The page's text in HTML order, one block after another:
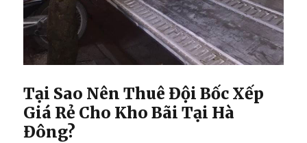
Tại Sao Nên Thuê Đội Bốc Xếp
Giá Rẻ Cho Kho Bãi Tại Hà
Đông?